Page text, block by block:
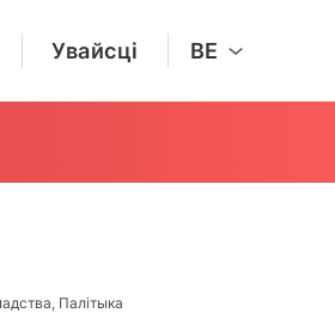
Увайсці BE
Палітыка